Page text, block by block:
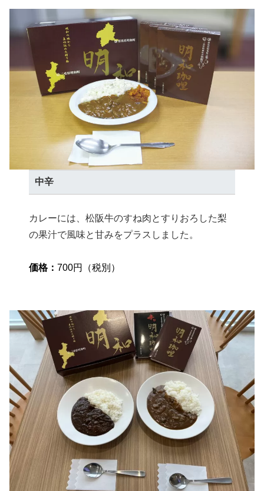
中辛
カレーには、松阪牛のすね肉とすりおろした梨
の果汁で風味と甘みをプラスしました。
価格： 700円（税別）